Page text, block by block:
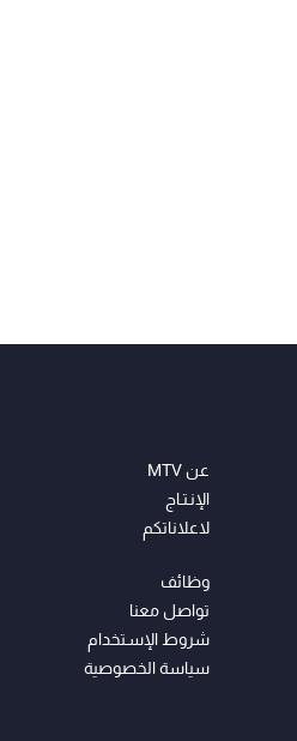
عن MTV
الإنـتـاج
لاعلاناتكم
وظائف
تواصل معنا
شروط الإسـتخدام
سياسة الخصوصية